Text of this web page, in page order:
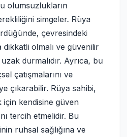
olumsuzlukların
simgeler. Rüya
çevresindeki
dikkatli olmalı ve güvenilir
durmalıdır. Ayrıca, bu
çatışmalarını ve
çıkarabilir. Rüya sahibi,
için kendisine güven
tercih etmelidir. Bu
ruhsal sağlığına ve